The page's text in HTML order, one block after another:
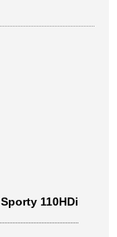
Sporty 110HDi